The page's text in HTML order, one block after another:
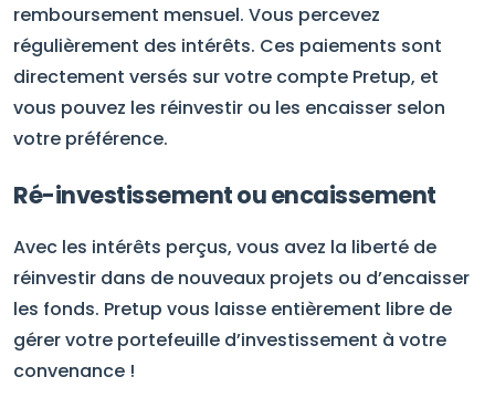
remboursement mensuel. Vous percevez
régulièrement des intérêts. Ces paiements sont
directement versés sur votre compte Pretup, et
vous pouvez les réinvestir ou les encaisser selon
votre préférence.
Ré-investissement ou encaissement
Avec les intérêts perçus, vous avez la liberté de
réinvestir dans de nouveaux projets ou d’encaisser
les fonds. Pretup vous laisse entièrement libre de
gérer votre portefeuille d’investissement à votre
convenance !